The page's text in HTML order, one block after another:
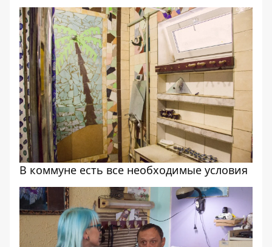
В коммуне есть все необходимые условия